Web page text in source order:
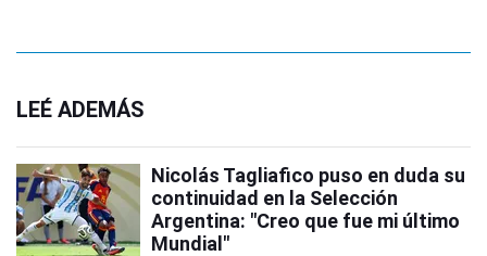
LEÉ ADEMÁS
Nicolás Tagliafico puso en duda su
continuidad en la Selección
Argentina: "Creo que fue mi último
Mundial"